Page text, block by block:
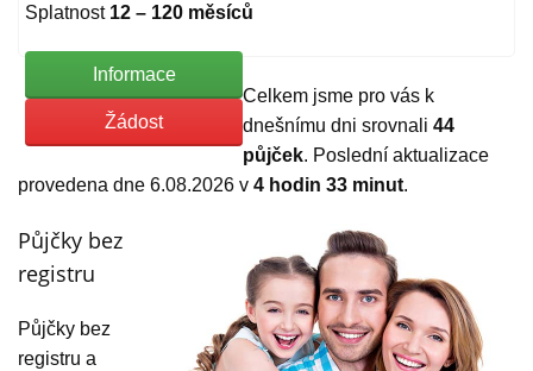
Splatnost 12 – 120 měsíců
Informace
Žádost
Celkem jsme pro vás k
dnešnímu dni srovnali 44
půjček. Poslední aktualizace
provedena dne 6.08.2026 v 4 hodin 33 minut.
Půjčky bez
registru
Půjčky bez
registru a